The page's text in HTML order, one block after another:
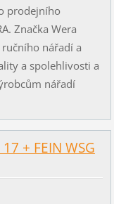
prodejního
Značka Wera
nářadí a
a spolehlivosti a
nářadí
+ FEIN WSG